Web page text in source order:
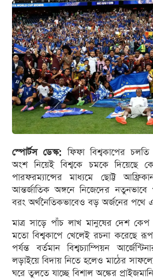
স্পোর্টস ডেস্ক: ফিফা বিশ্বকাপের
অংশ নিয়েই বিশ্বকে চমকে দিয়েছে
পারফরম্যান্সের মাধ্যমে ছোট্ট আফ্রিকান
আন্তর্জাতিক অঙ্গনে নিজেদের নতুনভাবে
বরং অর্থনৈতিকভাবেও বড় অর্জনের পথে
মাত্র সাড়ে পাঁচ লাখ মানুষের দেশ কেপ
মতো বিশ্বকাপে খেলেই রচনা করেছে
পর্যন্ত বর্তমান বিশ্বচ্যাম্পিয়ন
লড়াইয়ে বিদায় নিতে হলেও মাঠের
ঘরে তুলতে যাচ্ছে বিশাল অঙ্কের